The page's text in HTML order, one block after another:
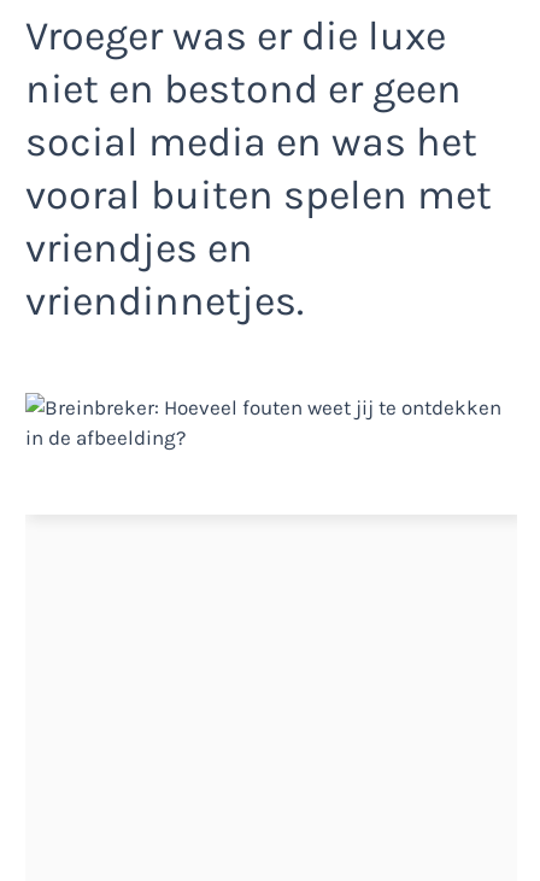
Vroeger was er die luxe
niet en bestond er geen
social media en was het
vooral buiten spelen met
vriendjes en
vriendinnetjes.